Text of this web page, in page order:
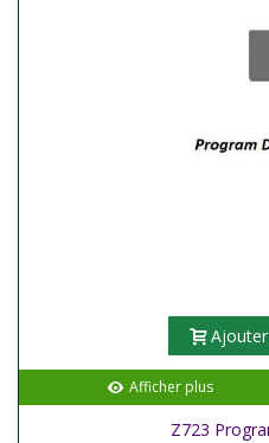
Afficher plus
Z723